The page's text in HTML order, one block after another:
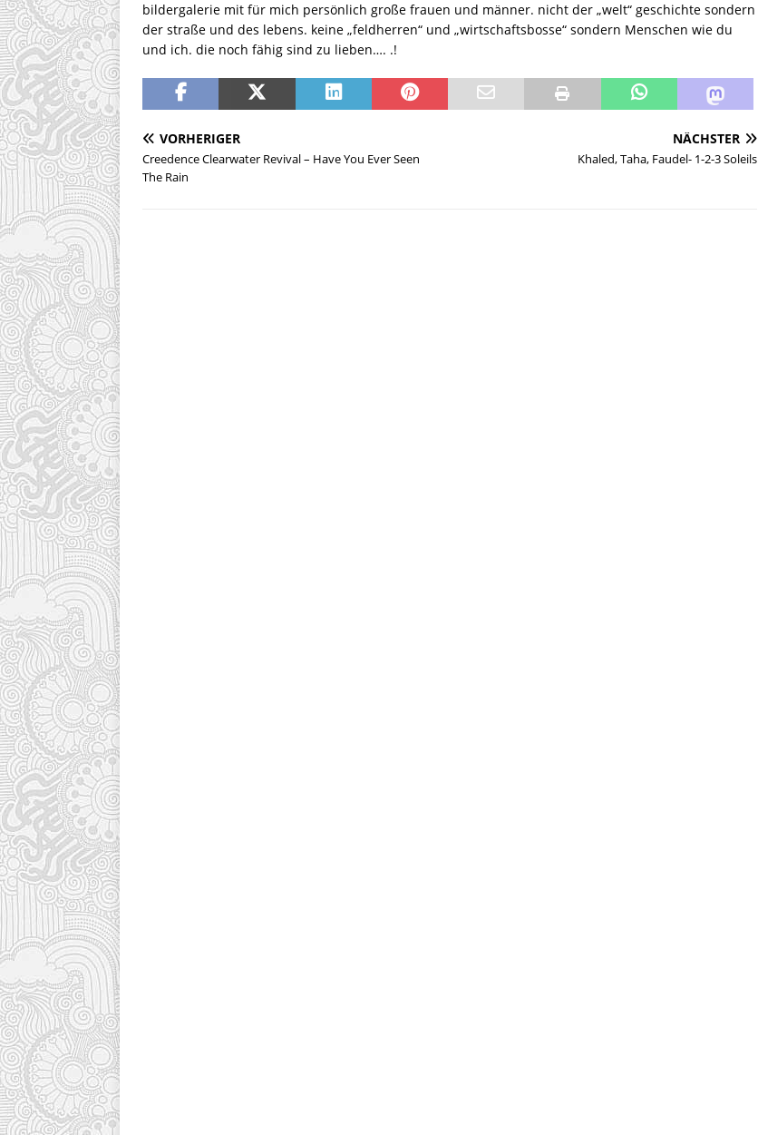
bildergalerie mit für mich persönlich große frauen und männer. nicht der „welt“ geschichte sondern
der straße und des lebens. keine „feldherren“ und „wirtschaftsbosse“ sondern Menschen wie du
und ich. die noch fähig sind zu lieben…. .!
VORHERIGER
Creedence Clearwater Revival – Have You Ever Seen
The Rain
NÄCHSTER
Khaled, Taha, Faudel- 1-2-3 Soleils